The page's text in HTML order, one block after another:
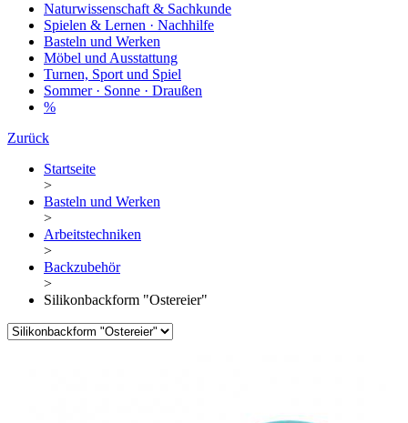
Naturwissenschaft & Sachkunde
Spielen & Lernen · Nachhilfe
Basteln und Werken
Möbel und Ausstattung
Turnen, Sport und Spiel
Sommer · Sonne · Draußen
%
Zurück
Startseite
>
Basteln und Werken
>
Arbeitstechniken
>
Backzubehör
>
Silikonbackform "Ostereier"